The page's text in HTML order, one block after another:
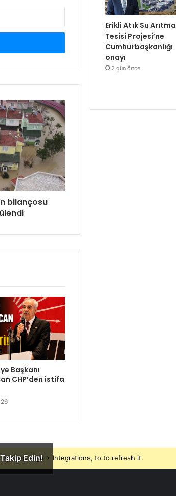
bilançosu
Başkanı
CHP’den istifa
Erikli Atık Su Arıtma
Tesisi Projesi’ne
Cumhurbaşkanlığı
onayı
2 gün önce
Edin!
options page > Integrations, to to refresh it.